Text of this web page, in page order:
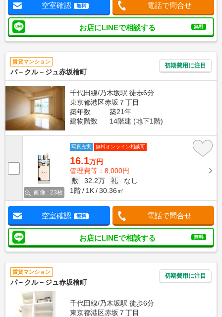
空室確認 無料 電話で問合せ
お店にLINEで相談する 無料
賃貸マンション
パ－クル－ジュ赤坂檜町
初期費用に注目
千代田線/乃木坂駅 徒歩6分
東京都港区赤坂７丁目
築年数
築21年
建物階数
14階建 (地下1階)
画像 : 23枚
写真充実 無料オンライン相談可
16.1万円
管理費等：8,000円
敷
32.2万 礼
なし
1階
1K 30.36㎡
空室確認 無料 電話で問合せ
お店にLINEで相談する 無料
賃貸マンション
パ－クル－ジュ赤坂檜町
初期費用に注目
千代田線/乃木坂駅 徒歩6分
東京都港区赤坂７丁目